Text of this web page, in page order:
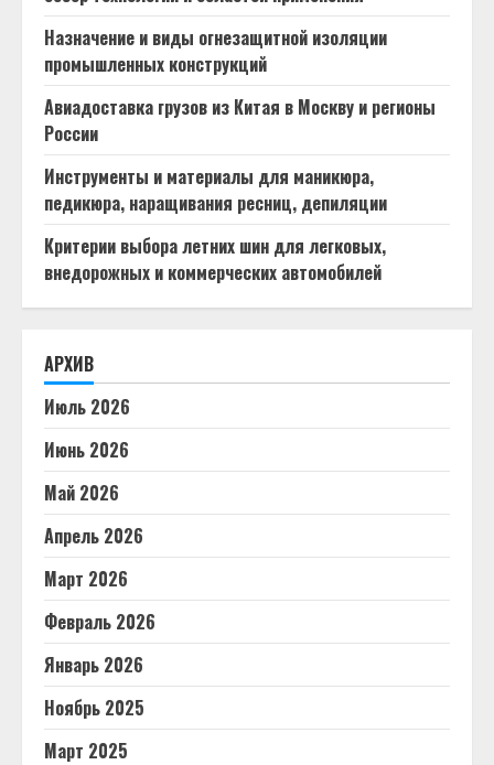
Назначение и виды огнезащитной изоляции
промышленных конструкций
Авиадоставка грузов из Китая в Москву и регионы
России
Инструменты и материалы для маникюра,
педикюра, наращивания ресниц, депиляции
Критерии выбора летних шин для легковых,
внедорожных и коммерческих автомобилей
АРХИВ
Июль 2026
Июнь 2026
Май 2026
Апрель 2026
Март 2026
Февраль 2026
Январь 2026
Ноябрь 2025
Март 2025